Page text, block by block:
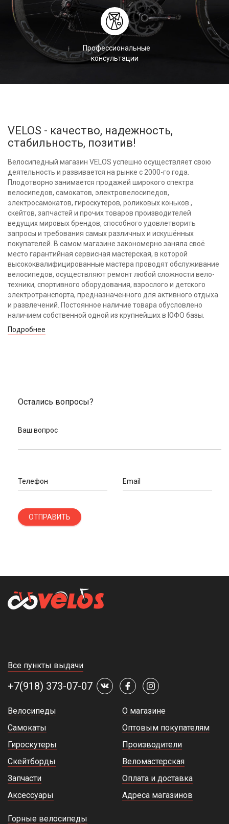
Профессиональные
консультации
VELOS - качество, надежность,
стабильность, позитив!
Велосипедный магазин VELOS успешно осуществляет свою
деятельность и развивается на рынке с 2000-го года.
Плодотворно занимается продажей широкого спектра
велосипедов, самокатов, электровелосипедов,
электросамокатов, гироскутеров, роликовых коньков ,
скейтов, запчастей и прочих товаров производителей
ведущих мировых брендов, способного удовлетворить
запросы и требования самых различных и искушённых
покупателей. В самом магазине закономерно заняла своё
место гарантийная сервисная мастерская, в которой
высококвалифицированные мастера проводят обслуживание
велосипедов, осуществляют ремонт любой сложности вело-
техники, спортивного оборудования, взрослого и детского
электротранспорта, предназначенного для активного отдыха
и развлечений. Постоянное наличие товара обусловлено
наличием собственной одной из крупнейших в ЮФО базы.
Подробнее
Остались вопросы?
Ваш вопрос
Телефон Email
ОТПРАВИТЬ
Все пункты выдачи
+7(918) 373-07-07
Велосипеды
Самокаты
Гироскутеры
Скейтборды
Запчасти
Аксессуары
О магазине
Оптовым покупателям
Производители
Веломастерская
Оплата и доставка
Адреса магазинов
Горные велосипеды